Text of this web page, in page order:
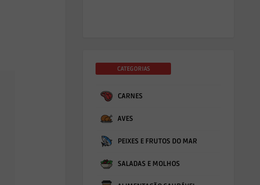
CATEGORIAS
CARNES
AVES
PEIXES E FRUTOS DO MAR
SALADAS E MOLHOS